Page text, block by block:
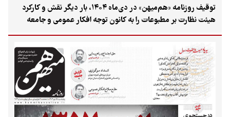
توقیف روزنامه «هم‌میهن» در دی‌ماه ۱۴۰۴، بار دیگر نقش و کارکرد
هیئت نظارت بر مطبوعات را به کانون توجه افکار عمومی و جامعه
رسانه‌ای بازگرداند؛ نهادی که طبق قانون قرار است تنظیم‌گر و ناظر بر
فعالیت مطبوعات باشد، اما در عمل طی سال‌های گذشته به یکی از
مهم‌ترین ابزارهای محدودسازی رسانه‌ها تبدیل شده است. این
روزنامه به دستور هیئت نظارت و به دلیل انتشار دو مطلب، از جمله
یادداشت سردبیر و گزارشی درباره نقض حریم درمان، توقیف شد؛
تصمیمی که نه‌تنها واکنش گسترده در میان روزنامه‌نگاران برانگیخت،
بلکه بار دیگر این پرسش را برجسته کرد که دولت‌ها تا چه اندازه توان